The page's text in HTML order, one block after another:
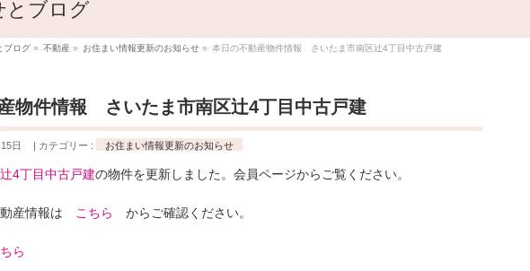
とブログ
ブログ » 不動産 » お住まい情報更新のお知らせ » 本日の不動産物件情報 さいたま市南区辻4丁目中古戸建
物件情報 さいたま市南区辻4丁目中古戸建
日 カテゴリー : お住まい情報更新のお知らせ
4丁目中古戸建の物件を更新しました。会員ページからご覧ください。
産情報は こちら からご確認ください。
ら